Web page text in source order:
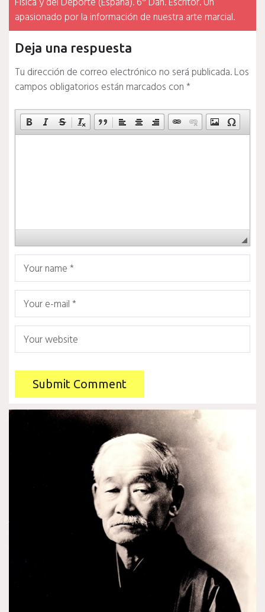
apasionado por la información de nuestra arte marcial.
Deja una respuesta
Tu dirección de correo electrónico no será publicada.Los
campos obligatorios están marcados con*